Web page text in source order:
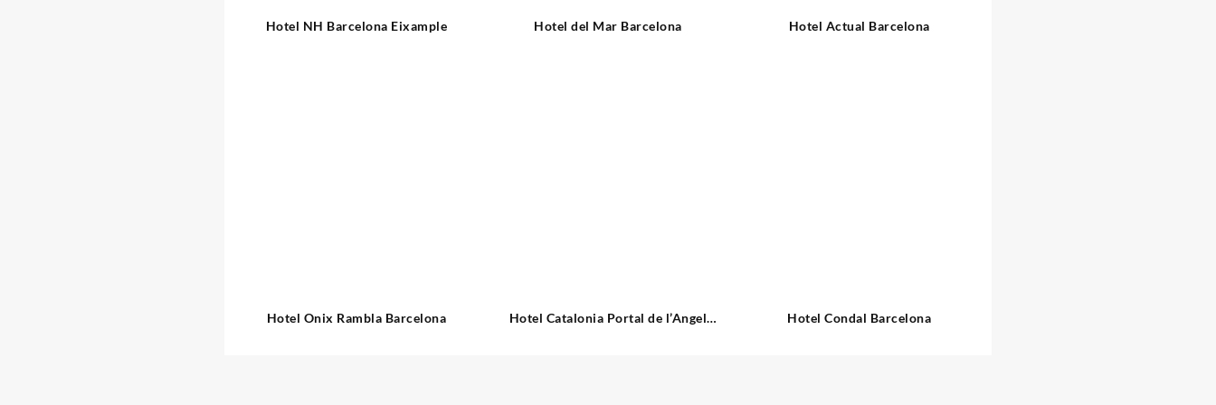
Hotel NH Barcelona Eixample Hotel del Mar Barcelona Hotel Actual Barcelona
Hotel Onix Rambla Barcelona
Hotel Catalonia Portal de l’Angel
Hotel Condal Barcelona